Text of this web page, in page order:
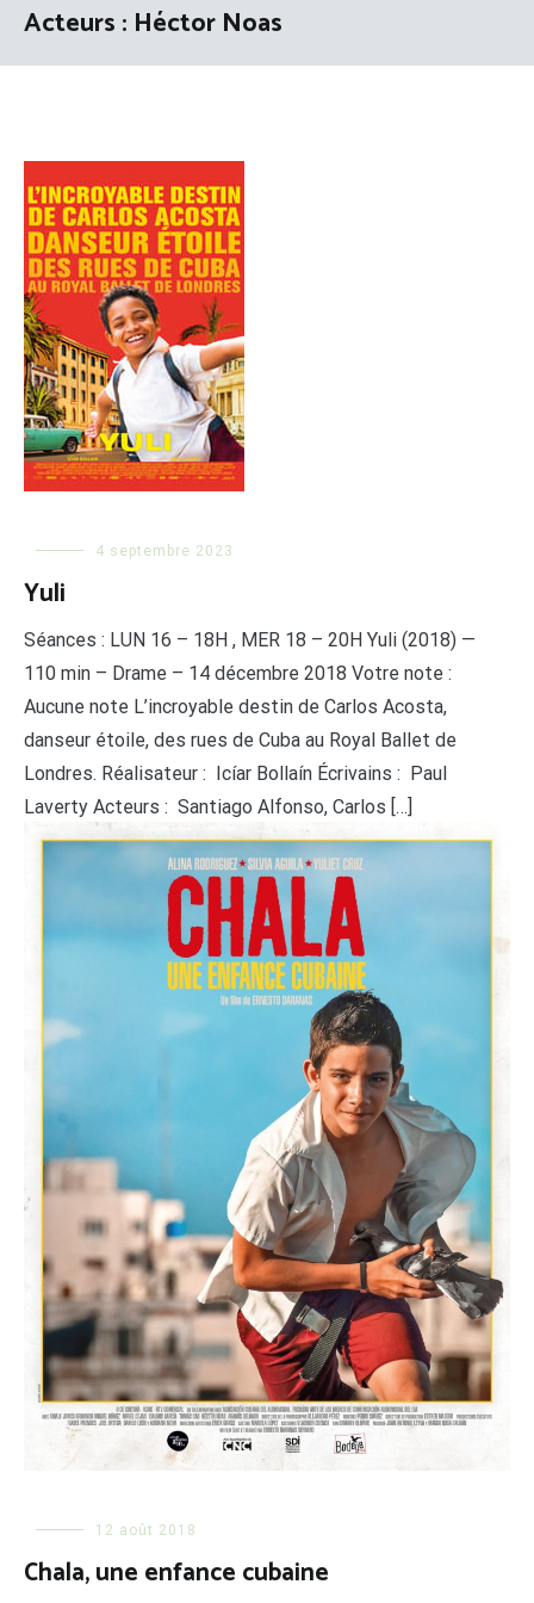
Acteurs : Héctor Noas
4 septembre 2023
Yuli
Séances : LUN 16 – 18H , MER 18 – 20H Yuli (2018) —
110 min – Drame – 14 décembre 2018 Votre note :
Aucune note L’incroyable destin de Carlos Acosta,
danseur étoile, des rues de Cuba au Royal Ballet de
Londres. Réalisateur : Icíar Bollaín Écrivains : Paul
Laverty Acteurs : Santiago Alfonso, Carlos […]
LIRE LA SUITE
12 août 2018
Chala, une enfance cubaine